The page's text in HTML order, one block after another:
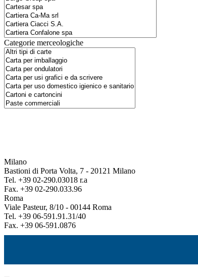
Categorie merceologiche
Milano
Bastioni di Porta Volta, 7 - 20121 Milano
Tel. +39 02-290.03018 r.a
Fax. +39 02-290.033.96
Roma
Viale Pasteur, 8/10 - 00144 Roma
Tel. +39 06-591.91.31/40
Fax. +39 06-591.0876